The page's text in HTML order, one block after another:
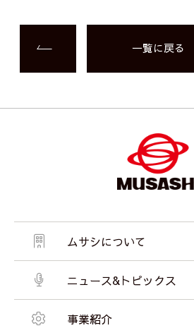
一覧に戻る
ムサシについて
ニュース&トピックス
事業紹介